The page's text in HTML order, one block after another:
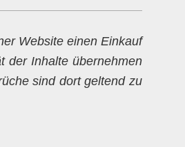
Website einen Einkauf
der Inhalte übernehmen
sind dort geltend zu